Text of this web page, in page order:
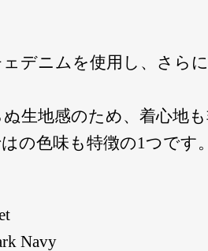
デニムを使用し、さら
生地感のため、着心地
の色味も特徴の1つです
Navy